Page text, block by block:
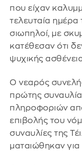
που είχαν
τελευταία ημέρα
σιωπηλοί, με
κατέθεσαν ότι
ψυχικής
Ο νεαρός
πρώτης
πληροφοριών
επιβολής του
συναυλίες της
ματαιώθηκαν